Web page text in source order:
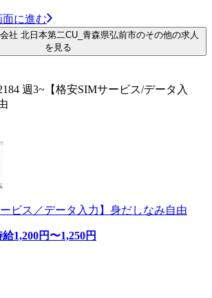
面に進む
社 北日本第二CU_青森県弘前市のその他の求人
を見る
週3~【格安SIMサービス/データ入
ビス／データ入力】身だしなみ自由
給1,200円〜1,250円